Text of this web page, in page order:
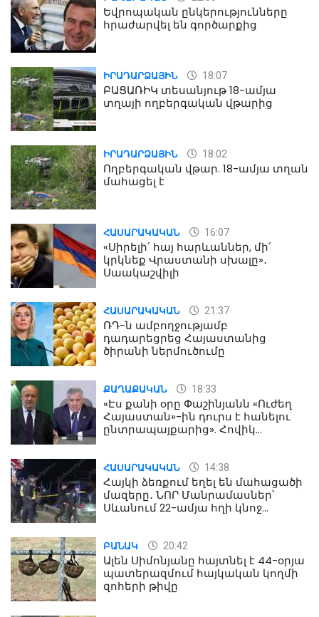
Եվրոպական ընկերությունները
հրաժարվել են գործարքից
ԻՐԱԴԱՐՁԱՅԻՆ 18:07
ԲԱՑԱՌԻԿ տեսանյութ 18-ամյա
տղայի ողբերգական վթարից
ԻՐԱԴԱՐՁԱՅԻՆ 18:02
Ողբերգական վթար. 18-ամյա տղան
մահացել է
ՀԱՍԱՐԱԿԱԿԱՆ 16:07
«Սիրելի՛ հայ հարևաններ, մի՛
կրկնեք Վրաստանի սխալը»․
Սաակաշվիլի
ՀԱՍԱՐԱԿԱԿԱՆ 21:37
ՌԴ-ն ամբողջությամբ
դադարեցրեց Հայաստանից
ծիրանի ներմուծումը
ՔԱՂԱՔԱԿԱՆ 18:33
«Էս քանի օրը Փաշինյանն «Ուժեղ
Հայաստան»-ին դուրս է հանելու
ընտրապայքարից». Հովիկ
ՀԱՍԱՐԱԿԱԿԱՆ 14:38
Հայկի ձեռքում եղել են մահացածի
մազերը․ ՆՈՐ Մանրամասներ՝
Սևանում 22-ամյա հղի կնոջ
ԲԱՆԱԿ 20:42
Ալեն Սիմոնյանը հայտնել է 44-օրյա
պատերազմում հայկական կողմի
զոհերի թիվը